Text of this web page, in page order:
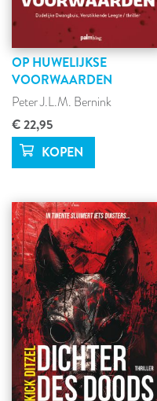
OP HUWELIJKSE
VOORWAARDEN
Peter J.L.M. Bernink
€ 22,95